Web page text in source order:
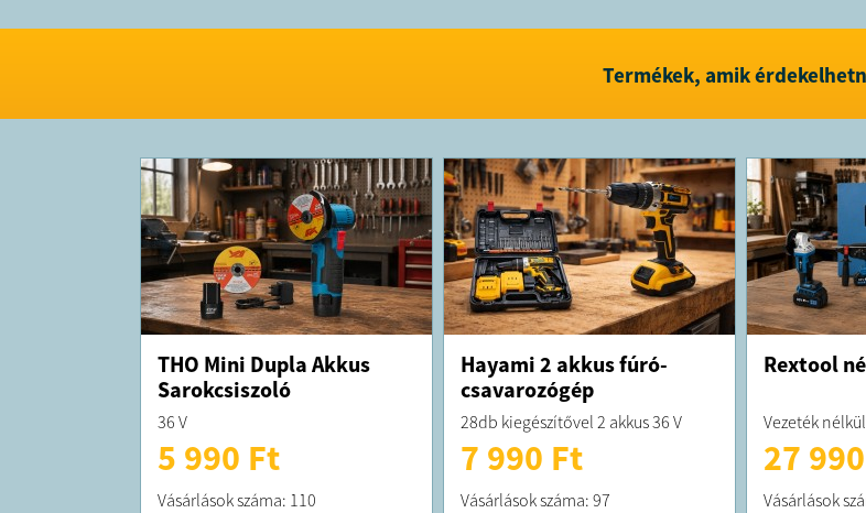
Termékek, amik
THO Mini Dupla Akkus
Sarokcsiszoló
36 V
5 990 Ft
Vásárlások száma: 110
Hayami 2 akkus fúró-
csavarozógép
28db kiegészítővel 2 akkus 36 V
7 990 Ft
Vásárlások száma: 97
Rextool
Vezeték
27
Vásárlások